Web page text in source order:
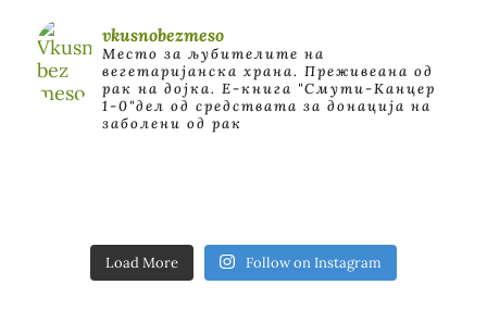
vkusnobezmeso
Место за љубителите на
вегетаријанска храна. Преживеана од
рак на дојка. E-книга "Смути-Канцер
1-0"дел од средствата за донација на
заболени од рак
Load More Follow on Instagram